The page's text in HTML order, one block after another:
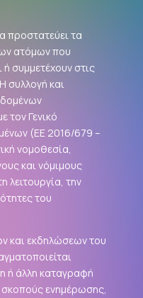
προστατεύει τα
ατόμων που
συμμετέχουν στις
συλλογή και
τον Γενικό
(ΕΕ 2016/679 –
νομοθεσία,
και νόμιμους
λειτουργία, την
του
και εκδηλώσεων του
ή άλλη καταγραφή
σκοπούς ενημέρωσης,